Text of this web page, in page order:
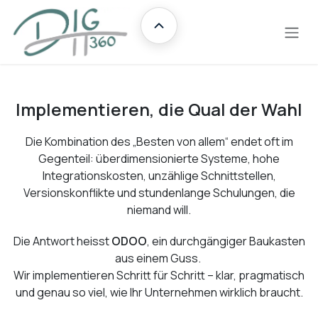
Zum Inhalt springen
Implementieren, die Qual der Wahl
Die Kombination des „Besten von allem“ endet oft im
Gegenteil: überdimensionierte Systeme, hohe
Integrationskosten, unzählige Schnittstellen,
Versionskonflikte und stundenlange Schulungen, die
niemand will. ​
Die Antwort heisstODOO, ein durchgängiger Baukasten
aus einem Guss.
Wir implementieren Schritt für Schritt – klar, pragmatisch
und genau so viel, wie Ihr Unternehmen wirklich braucht.
Übersicht